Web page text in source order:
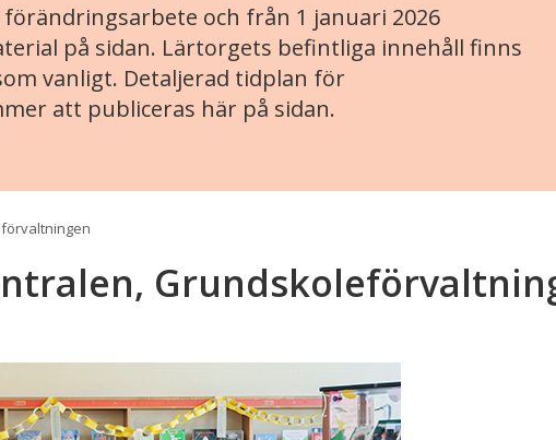
och från 1 januari 2026
på sidan. Lärtorgets befintliga innehåll finns
vanligt. Detaljerad tidplan för
att publiceras här på sidan.